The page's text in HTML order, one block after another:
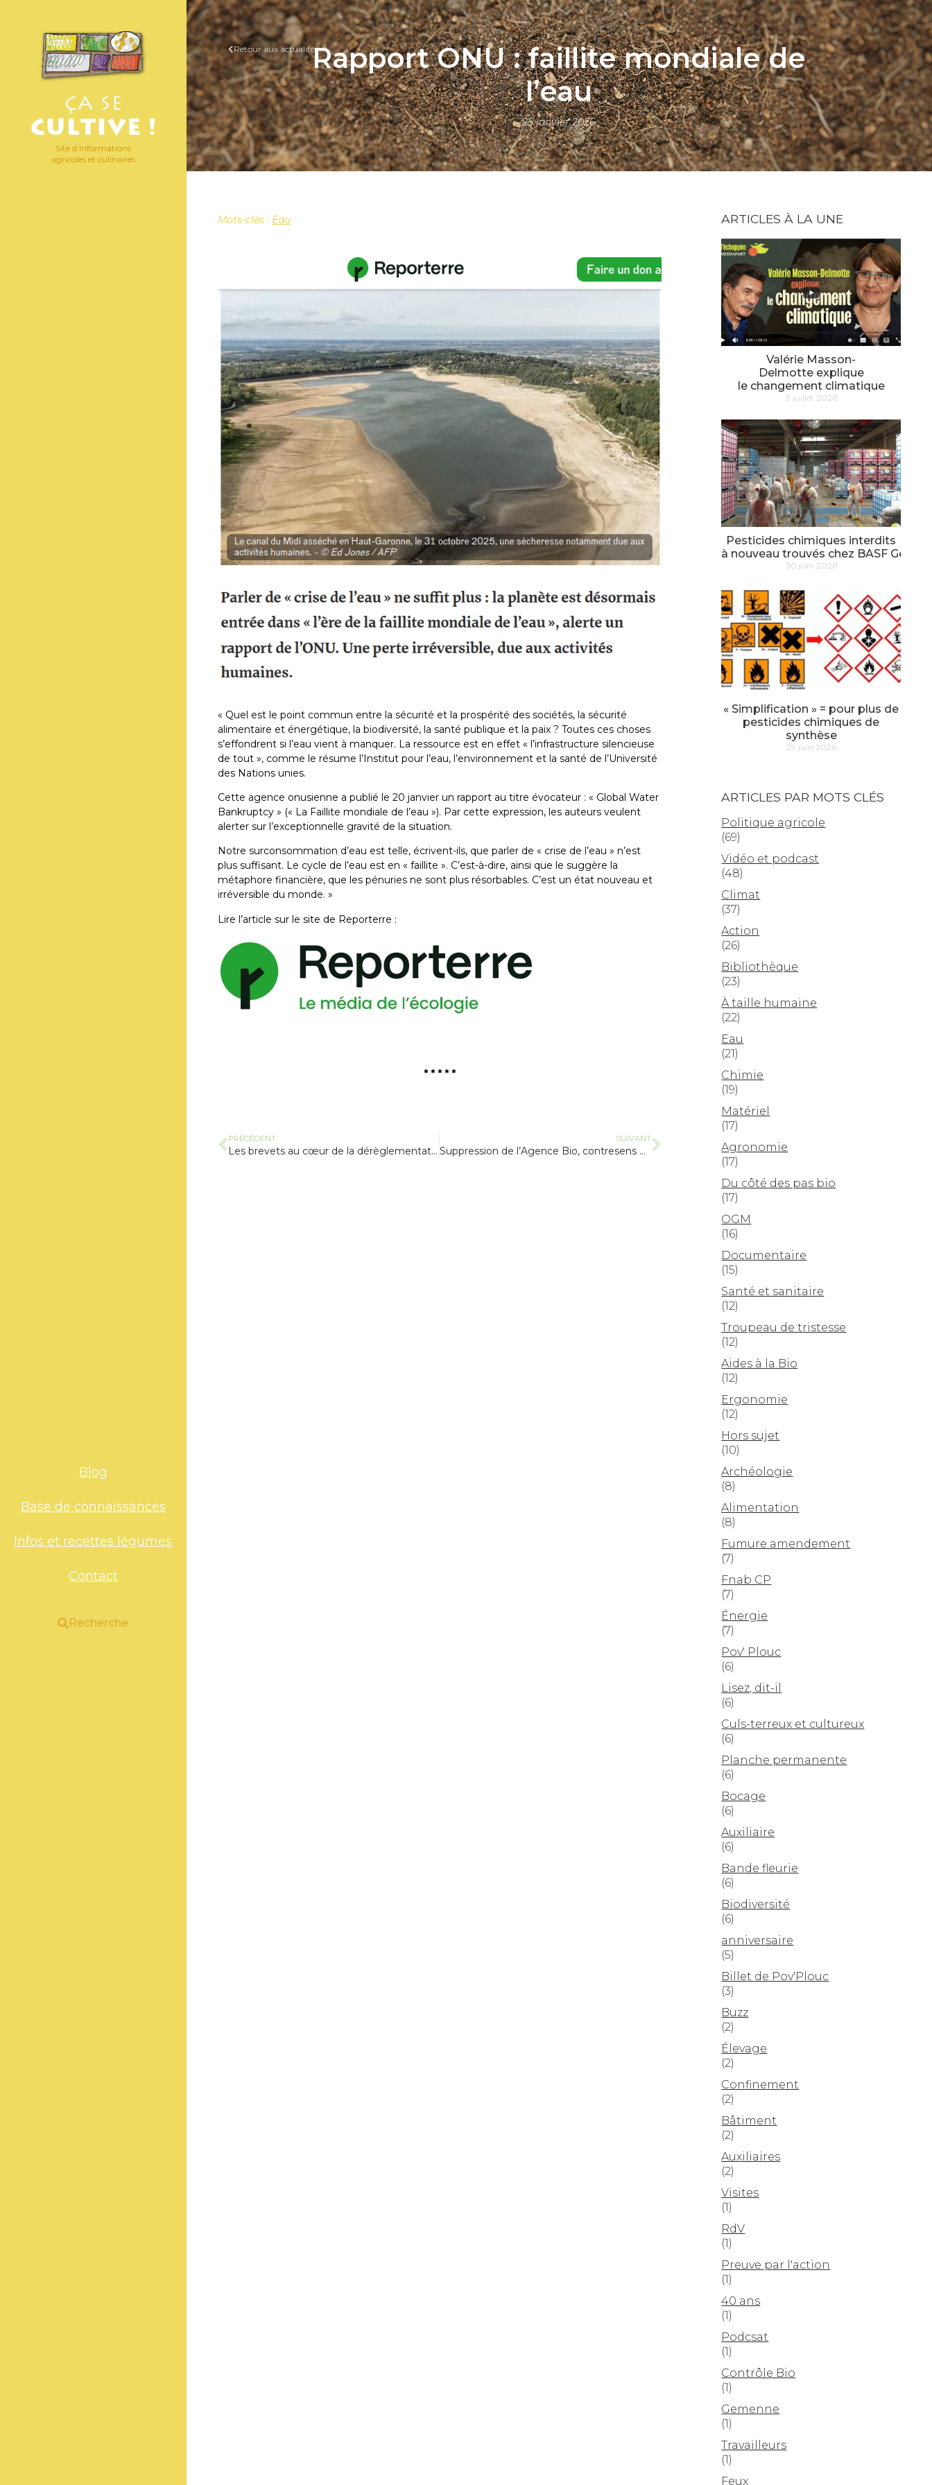
Site d’informations
agricoles et culinaires
Blog
Base de connaissances
Infos et recettes légumes
Contact
Recherche
Retour aux actualitésRapport ONU : faillite mondiale de
l’eau
25 janvier 2026
Mots-clés : Eau
« Quel est le point commun entre la sécurité et la prospérité des sociétés, la sécurité
alimentaire et énergétique, la biodiversité, la santé publique et la paix ? Toutes ces choses
s’effondrent si l’eau vient à manquer. La ressource est en effet « l’infrastructure silencieuse
de tout », comme le résume l’Institut pour l’eau, l’environnement et la santé de l’Université
des Nations unies.
Cette agence onusienne a publié le 20 janvier un rapport au titre évocateur : « Global Water
Bankruptcy » (« La Faillite mondiale de l’eau »). Par cette expression, les auteurs veulent
alerter sur l’exceptionnelle gravité de la situation.
Notre surconsommation d’eau est telle, écrivent-ils, que parler de « crise de l’eau » n’est
plus suffisant. Le cycle de l’eau est en « faillite ». C’est-à-dire, ainsi que le suggère la
métaphore financière, que les pénuries ne sont plus résorbables. C’est un état nouveau et
irréversible du monde. »
Lire l’article sur le site de Reporterre :
* * * * *
PRÉCÉDENT
Les brevets au cœur de la dérèglementation des OGM/NGT
SUIVANT
Suppression de l’Agence Bio, contresens économique et politique
ARTICLES À LA UNE
Valérie Masson-
Delmotte explique
le changement climatique
3 juillet 2026
Pesticides chimiques interdits
à nouveau trouvés chez BASF Genay
30 juin 2026
« Simplification » = pour plus de
pesticides chimiques de
synthèse
29 juin 2026
ARTICLES PAR MOTS CLÉS
Politique agricole
(69)
Vidéo et podcast
(48)
Climat
(37)
Action
(26)
Bibliothèque
(23)
À taille humaine
(22)
Eau
(21)
Chimie
(19)
Matériel
(17)
Agronomie
(17)
Du côté des pas bio
(17)
OGM
(16)
Documentaire
(15)
Santé et sanitaire
(12)
Troupeau de tristesse
(12)
Aides à la Bio
(12)
Ergonomie
(12)
Hors sujet
(10)
Archéologie
(8)
Alimentation
(8)
Fumure amendement
(7)
Fnab CP
(7)
Énergie
(7)
Pov' Plouc
(6)
Lisez, dit-il
(6)
Culs-terreux et cultureux
(6)
Planche permanente
(6)
Bocage
(6)
Auxiliaire
(6)
Bande fleurie
(6)
Biodiversité
(6)
anniversaire
(5)
Billet de Pov'Plouc
(3)
Buzz
(2)
Élevage
(2)
Confinement
(2)
Bâtiment
(2)
Auxiliaires
(2)
Visites
(1)
RdV
(1)
Preuve par l'action
(1)
40 ans
(1)
Podcsat
(1)
Contrôle Bio
(1)
Gemenne
(1)
Travailleurs
(1)
Feux